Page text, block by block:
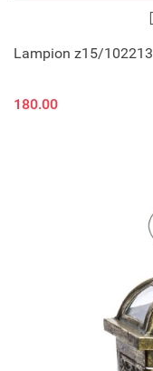
Lampion z15/102213
180.00